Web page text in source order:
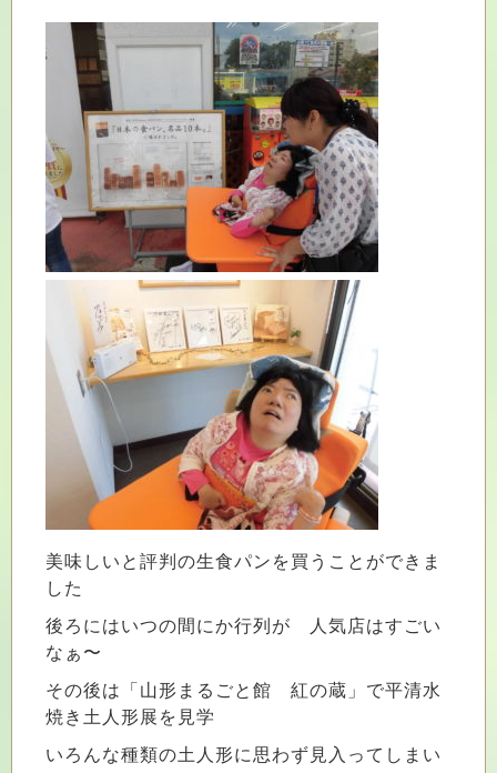
美味しいと評判の生食パンを買うことができま
した
後ろにはいつの間にか行列が 人気店はすごい
なぁ〜
その後は「山形まるごと館 紅の蔵」で平清水
焼き土人形展を見学
いろんな種類の土人形に思わず見入ってしまい